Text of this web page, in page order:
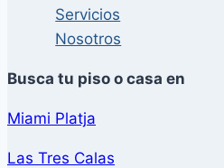
Servicios
Nosotros
Busca tu piso o casa en
Miami Platja
Las Tres Calas